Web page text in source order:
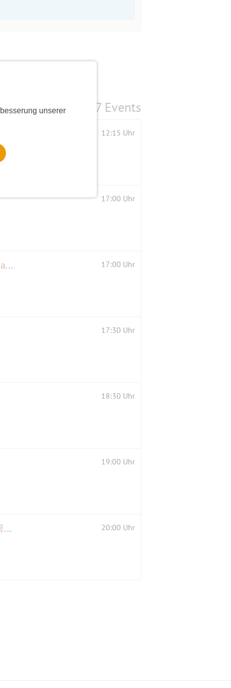
unserer
7 Events
12:15 Uhr
17:00 Uhr
Großes Rathausfest mit dem Bezirksbürgermeister am Park in der Möllendorffstraße 17:00 Uhr
17:30 Uhr
18:30 Uhr
19:00 Uhr
🤩 🎶 MORE TOWN SOULBAND 🕺🏼💃🏼🕺 🎸 🎷 l i v e 🎷🎸 in WEISSENSEE 🕺🏼💃🏼🕺 20:00 Uhr